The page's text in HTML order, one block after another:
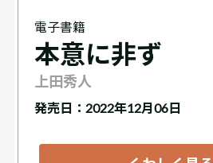
電子書籍
本意に非ず
上田秀人
発売日：2022年12月06日